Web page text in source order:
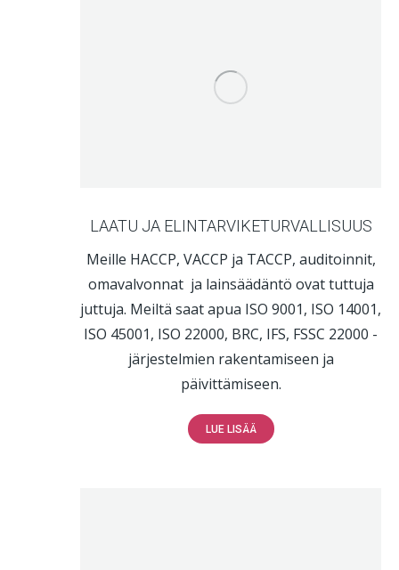
LAATU JA ELINTARVIKETURVALLISUUS
Meille HACCP, VACCP ja TACCP, auditoinnit,
omavalvonnat ja lainsäädäntö ovat tuttuja
juttuja. Meiltä saat apua ISO 9001, ISO 14001,
ISO 45001, ISO 22000, BRC, IFS, FSSC 22000 -
järjestelmien rakentamiseen ja
päivittämiseen.
LUE LISÄÄ